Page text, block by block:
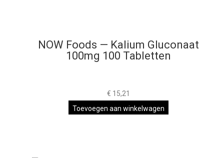
NOW Foods — Kalium Gluconaat
100mg 100 Tabletten
€ 15,21
Toevoegen aan winkelwagen